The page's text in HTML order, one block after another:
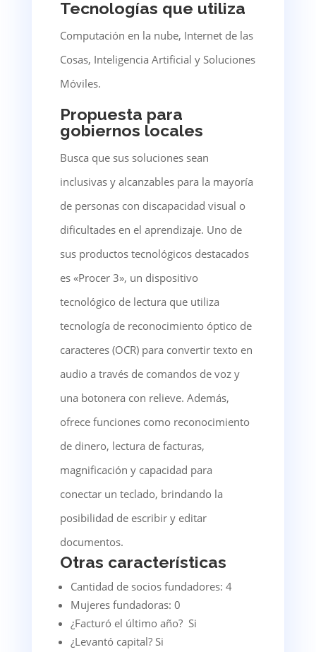
Tecnologías que utiliza
Computación en la nube, Internet de las
Cosas, Inteligencia Artificial y Soluciones
Móviles.
Propuesta para
gobiernos locales
Busca que sus soluciones sean
inclusivas y alcanzables para la mayoría
de personas con discapacidad visual o
dificultades en el aprendizaje. Uno de
sus productos tecnológicos destacados
es «Procer 3», un dispositivo
tecnológico de lectura que utiliza
tecnología de reconocimiento óptico de
caracteres (OCR) para convertir texto en
audio a través de comandos de voz y
una botonera con relieve. Además,
ofrece funciones como reconocimiento
de dinero, lectura de facturas,
magnificación y capacidad para
conectar un teclado, brindando la
posibilidad de escribir y editar
documentos.
Otras características
Cantidad de socios fundadores: 4
Mujeres fundadoras: 0
¿Facturó el último año? Si
¿Levantó capital? Si